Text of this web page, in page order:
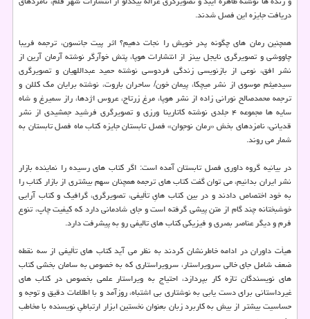
دریافت جایزه این فصل شدند.
همچنین رمان های چگونه پدر خویش را نجات دهیم؟ اثر پیت جانسون، ترجمه فریبا
چاووشی و تصویرگری نایجل بینز از انتشارات هوپا، پتش خوآرگر نوشته آرمان آرین از
نشر افق، نوعی از بازنویسی زندگی فردوسی نوشته حمید عبداللهیان و تصویرگری
سیدمیثم موسوی از نشر میچکا، پیمان خون/ ساحران باروت، نوشته برایان مک کللن و
ترجمه محمدصالح نورانی زاده از نشر هوپا، مرغ زرتاج، عروس اژدها، راز سمیرغ و شاه
سایه ها مجموعه ۴ جلدی نوشته کاتارینا ورزی و تصویرگری فرشید جمشیدی از نشر
قدیانی، نامزدهای بخش «رمان نوجوان» فصل تابستان جایزه کتاب ماه فصل تابستان به
شمار می روند.
در بیانیه گروه داوری فصل تابستان آمده است: اگر کتاب های رسیده را نماینده بازار
نشر ایران بدانیم، می توان گفت کتاب های ترجمه همچنان سهم بیشتری از بازار کتاب را
به خود اختصاص دادند و در بین کتاب هایِ تألیفی، تصویرگری، گرافیک و کتاب آرایی
خوشبختانه چند گام از متن پیشی گرفته است و جای شادمانی دارد که کیفیت چاپ، تنوع
فرم و دیگر عناصر بصری و فیزیکی کتاب های تالیفی رو به پیشرفت دارد.
هیأت داوران در ادامه خاطرنشان کردند به نظر می آید کتاب های تألیفی از سه نقطه
ضعف شامل جای خالی سرویراستار، سرویراستاری که به خصوص به سامان بخشی کتاب
های نویسندگان تازه کار بپردازد، احتیاج به ویراستار علمی بخصوص در کتاب های
غیرداستانی برای دست یابی به نوشتاری بی اشتباه، روزآمد و با اطلاعات دقیق و توجه و
حساسیت بیشتر از بیش به کاربرد زبان بعنوان نخستین ابزار ارتباطیِ نویسنده با مخاطب